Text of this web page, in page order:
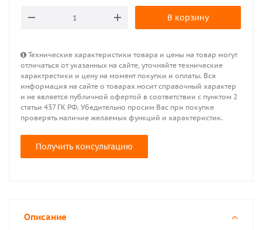
В корзину
Технические характеристики товара и цены на товар могут
отличаться от указанных на сайте, уточняйте технические
характрестики и цену на момент покупки и оплаты. Вся
информация на сайте о товарах носит справочный характер
и не является публичной офертой в соответствии с пунктом 2
статьи 437 ГК РФ. Убедительно просим Вас при покупке
проверять наличие желаемых функций и характеристик.
Получить консультацию
Описание